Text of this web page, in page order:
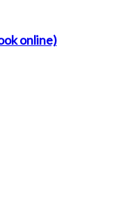
online)